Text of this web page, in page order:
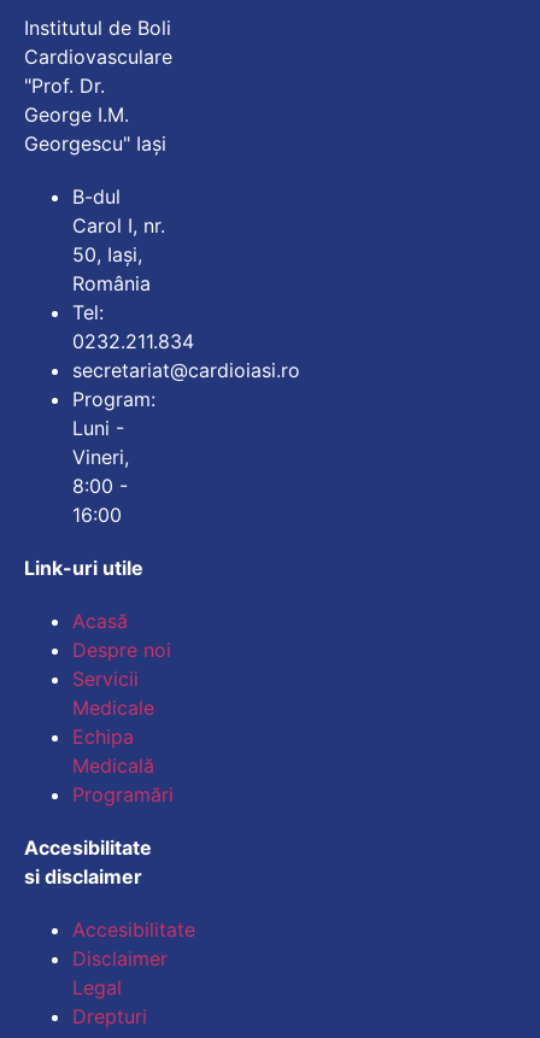
Institutul de Boli
Cardiovasculare
"Prof. Dr.
George I.M.
Georgescu" Iași
B-dul
Carol I, nr.
50, Iași,
România
Tel:
0232.211.834
secretariat@cardioiasi.ro
Program:
Luni -
Vineri,
8:00 -
16:00
Link-uri utile
Acasă
Despre noi
Servicii
Medicale
Echipa
Medicală
Programări
Accesibilitate
si disclaimer
Accesibilitate
Disclaimer
Legal
Drepturi